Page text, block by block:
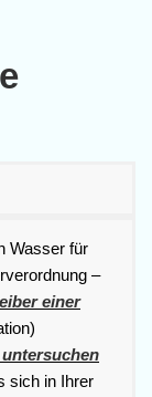
Wasser für
–
einer
sich in Ihrer